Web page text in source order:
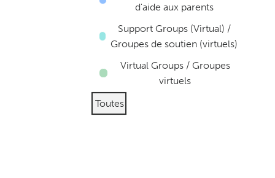
d'aide aux parents
Support Groups (Virtual) /
Groupes de soutien (virtuels)
Virtual Groups / Groupes
virtuels
Toutes